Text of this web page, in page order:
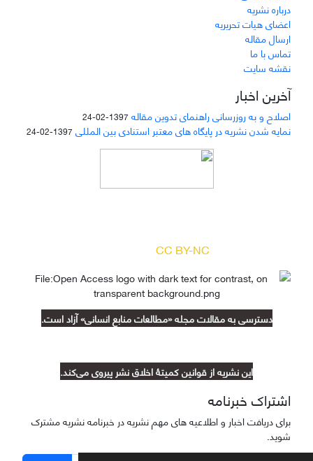
درباره نشریه
اعضای هیات تحریریه
ارسال مقاله
تماس با ما
نقشه سایت
آخرین اخبار
اصلاح و به روزرسانی راهنمای تدوین مقاله 1397-02-24
نمایه شدن نشریه در پایگاه های معتبر استنادی بین المللی 1397-02-24
CC BY-NC
دسترسی به مقالات مجله «مطالعات منابع انسانی» آزاد است.
این نشریه از قوانین کمیتۀ اخلاق نشر پیروی می‌کند.
اشتراک خبرنامه
برای دریافت اخبار و اطلاعیه های مهم نشریه در خبرنامه نشریه مشترک
شوید.